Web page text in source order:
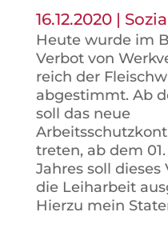
16.12.2020|
Heute wurde im
Verbot von
reich der
abgestimmt. Ab
soll das neue
treten, ab dem
Jahres soll
die Leiharbeit
Hierzu mein